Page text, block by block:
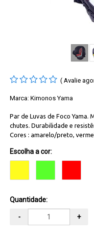
( Avalie
Marca: Kimonos Yama
Par de Luvas de Foco Yama.
chutes. Durabilidade e
Cores : amarelo/preto,
Escolha a cor:
Quantidade:
- +